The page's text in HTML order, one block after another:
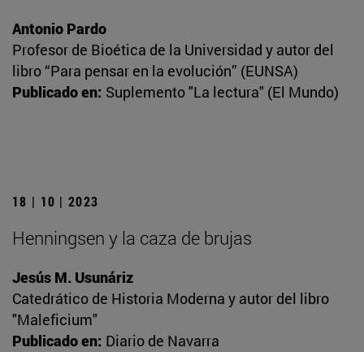
Antonio Pardo
Profesor de Bioética de la Universidad y autor del
libro “Para pensar en la evolución” (EUNSA)
Publicado en: Suplemento "La lectura" (El Mundo)
18 | 10 | 2023
Henningsen y la caza de brujas
Jesús M. Usunáriz
Catedrático de Historia Moderna y autor del libro
"Maleficium"
Publicado en: Diario de Navarra